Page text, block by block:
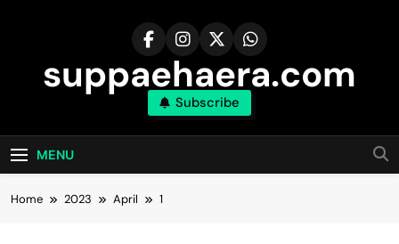
suppaehaera.com
Subscribe
MENU
Home 2023 April 1